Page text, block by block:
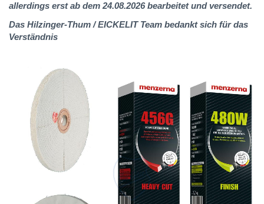
allerdings erst ab dem 24.08.2026 bearbeitet und versendet.
Das Hilzinger-Thum / EICKELIT Team bedankt sich für das
Verständnis
Bildergalerie
springen